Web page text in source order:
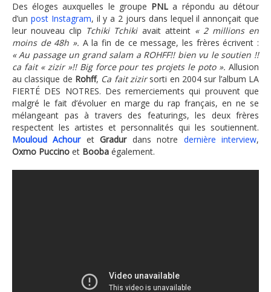
Des éloges auxquelles le groupe PNL a répondu au détour
d’un post Instagram, il y a 2 jours dans lequel il annonçait que
leur nouveau clip Tchiki Tchikiavait atteint « 2 millions en
moins de 48h ». A la fin de ce message, les frères écrivent :
« Au passage un grand salam a ROHFF!! bien vu le soutien !!
ca fait « zizir »!! Big force pour tes projets le poto ». Allusion
au classique de Rohff, Ca fait zizirsorti en 2004 sur l’album LA
FIERTÉ DES NOTRES. Des remerciements qui prouvent que
malgré le fait d’évoluer en marge du rap français, en ne se
mélangeant pas à travers des featurings, les deux frères
respectent les artistes et personnalités qui les soutiennent.
Mouloud AchouretGradurdans notre dernière interview,
Oxmo Puccino et Booba également.